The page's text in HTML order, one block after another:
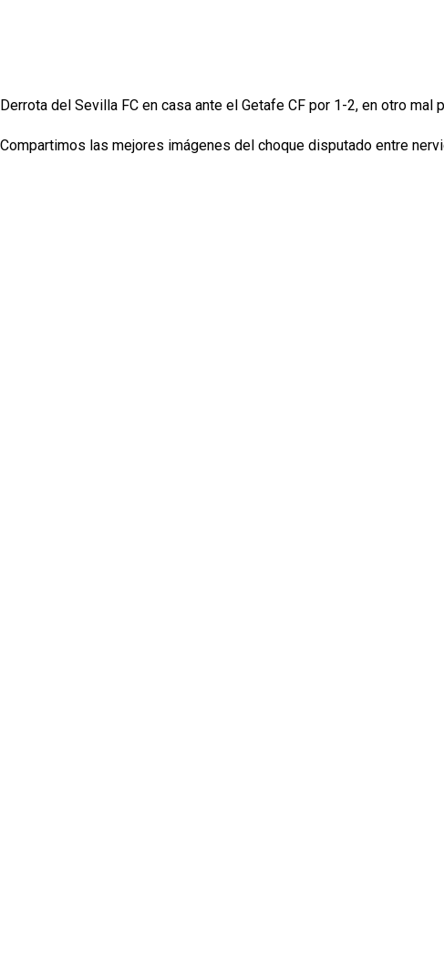
Derrota del Sevilla FC en casa ante el Getafe CF por 1-2, en otro
Compartimos las mejores imágenes del choque disputado entre